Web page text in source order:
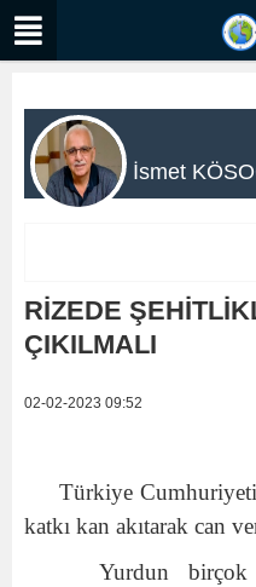
İsmet
RİZEDE
ÇIKILMALI
02-02-2023 09:52
Türkiye
katkı kan akıtarak can
Yurdun birçok